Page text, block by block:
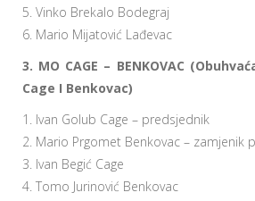
5. Vinko Brekalo Bodegraj
6. Mario Mijatović Lađevac
3. MO CAGE – BENKOVAC
Cage I Benkovac)
1. Ivan Golub Cage – predsjednik
2. Mario Prgomet Benkovac – zamjenik
3. Ivan Begić Cage
4. Tomo Jurinović Benkovac